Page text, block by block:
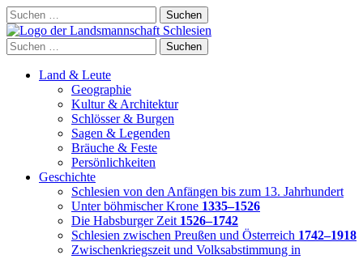
Skip
to
content
Suchen
nach:
Suchen
nach:
Land & Leute
Geographie
Kultur & Architektur
Schlösser & Burgen
Sagen & Legenden
Bräuche & Feste
Persönlichkeiten
Geschichte
Schlesien von den Anfängen bis zum 13. Jahrhundert
Unter böhmischer Krone 1335–1526
Die Habsburger Zeit 1526–1742
Schlesien zwischen Preußen und Österreich 1742–1918
Zwischenkriegszeit und Volksabstimmung in